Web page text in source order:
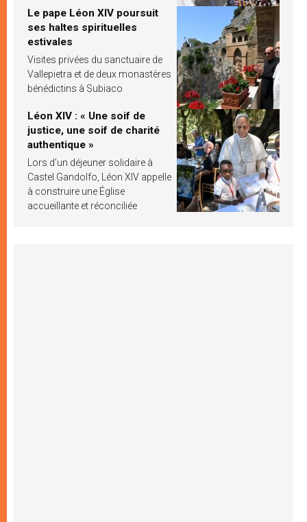
Le pape Léon XIV poursuit
ses haltes spirituelles
estivales
Visites privées du sanctuaire de
Vallepietra et de deux monastères
bénédictins à Subiaco
Léon XIV : « Une soif de
justice, une soif de charité
authentique »
Lors d’un déjeuner solidaire à
Castel Gandolfo, Léon XIV appelle
à construire une Église
accueillante et réconciliée